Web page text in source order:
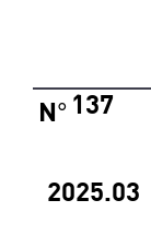
2025.03
137
N°